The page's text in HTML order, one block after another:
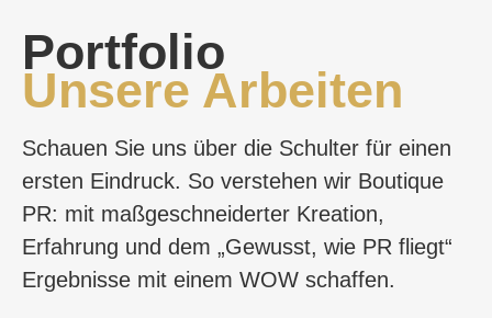
Portfolio
Unsere Arbeiten
Schauen Sie uns über die Schulter für einen
ersten Eindruck. So verstehen wir Boutique
PR: mit maßgeschneiderter Kreation,
Erfahrung und dem „Gewusst, wie PR fliegt“
Ergebnisse mit einem WOW schaffen.